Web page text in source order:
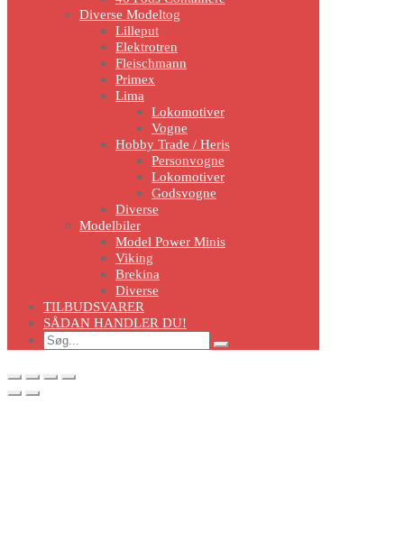
Diverse Modeltog
Lilleput
Elektrotren
Fleischmann
Primex
Lima
Lokomotiver
Vogne
Hobby Trade / Heris
Personvogne
Lokomotiver
Godsvogne
Diverse
Modelbiler
Model Power Minis
Viking
Brekina
Diverse
TILBUDSVARER
SÅDAN HANDLER DU!
Search